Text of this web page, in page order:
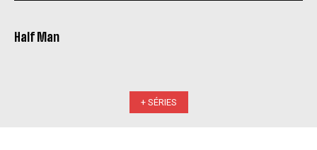
Half Man
+ SÉRIES